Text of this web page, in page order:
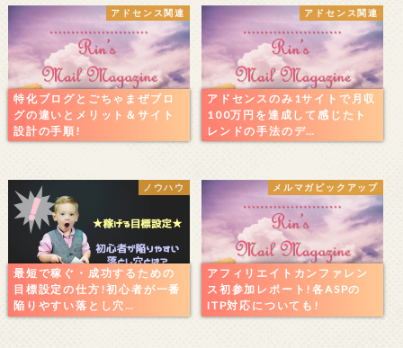
アドセンス関連
特化ブログとごちゃまぜブロ
グの違いとメリット＆サイト
設計の手順!
アドセンス関連
アドセンスのみ1サイトで月収
100万円を達成して感じたト
レンドの手法のデ…
ノウハウ
最短で稼ぐ・成功するための
目標設定の仕方!初心者が一番
陥りやすい落とし穴…
メルマガピックアップ
アフィリエイトカンファレン
ス初参加レポート!各ASPの
ITP対応についても!